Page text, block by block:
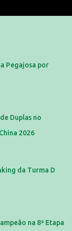
Pegajosa por
Duplas no
2026
da Turma D
na 8ª Etapa